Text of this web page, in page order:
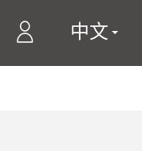
中文